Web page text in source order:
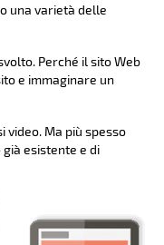
una varietà delle
Perché il sito Web
e immaginare un
Ma più spesso
esistente e di